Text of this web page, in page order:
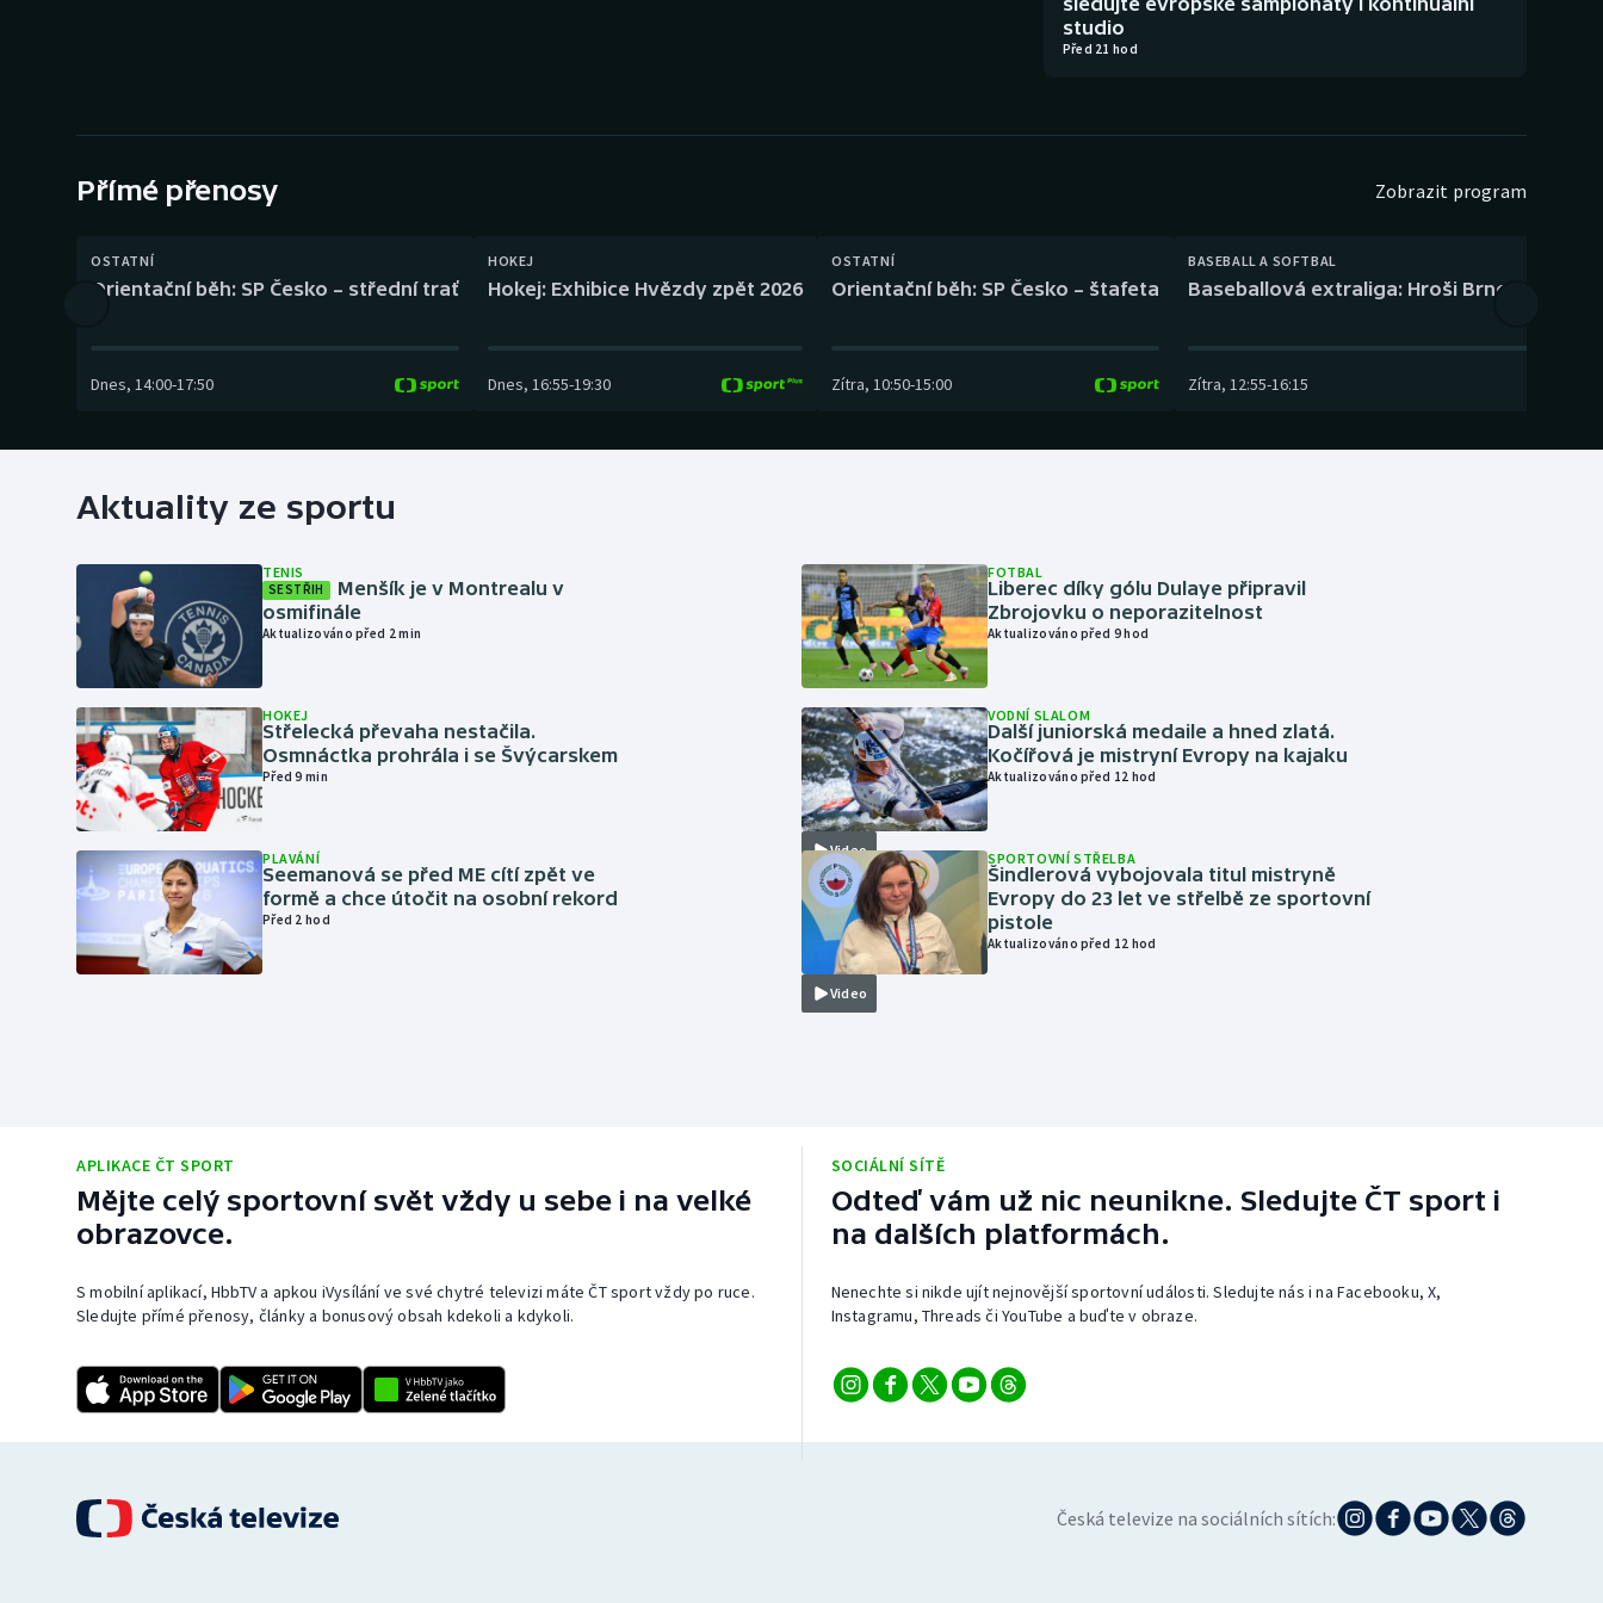
Gymnastika Plážový volejbal
studio
Před 21 hod
Přímé přenosy Zobrazit program
OSTATNÍ
Orientační běh: SP Česko – střední trať
Dnes, 14:00-17:50
HOKEJ
Hokej: Exhibice Hvězdy zpět 2026
Dnes, 16:55-19:30
OSTATNÍ
Orientační běh: SP Česko – štafeta
Zítra, 10:50-15:00
BASEBALL A SOFTBAL
Baseballová extraliga: Hroši Brno – Eagles
Zítra, 12:55-16:15
Aktuality ze sportu
TENIS
SESTŘIH
Menšík je v Montrealu v
osmifinále
Aktualizováno před 2 min
HOKEJ
Střelecká převaha nestačila.
Osmnáctka prohrála i se Švýcarskem
Před 9 min
PLAVÁNÍ
Seemanová se před ME cítí zpět ve
formě a chce útočit na osobní rekord
Před 2 hod
FOTBAL
Liberec díky gólu Dulaye připravil
Zbrojovku o neporazitelnost
Aktualizováno před 9 hod
Video
VODNÍ SLALOM
Další juniorská medaile a hned zlatá.
Kočířová je mistryní Evropy na kajaku
Aktualizováno před 12 hod
Video
SPORTOVNÍ STŘELBA
Šindlerová vybojovala titul mistryně
Evropy do 23 let ve střelbě ze sportovní
pistole
Aktualizováno před 12 hod
APLIKACE ČT SPORT
Mějte celý sportovní svět vždy u sebe i na velké
obrazovce.
S mobilní aplikací, HbbTV a apkou iVysílání ve své chytré televizi máte ČT sport vždy po ruce.
Sledujte přímé přenosy, články a bonusový obsah kdekoli a kdykoli.
SOCIÁLNÍ SÍTĚ
Odteď vám už nic neunikne. Sledujte ČT sport i
na dalších platformách.
Nenechte si nikde ujít nejnovější sportovní události. Sledujte nás i na Facebooku, X,
Instagramu, Threads či YouTube a buďte v obraze.
Česká televize na sociálních sítích: